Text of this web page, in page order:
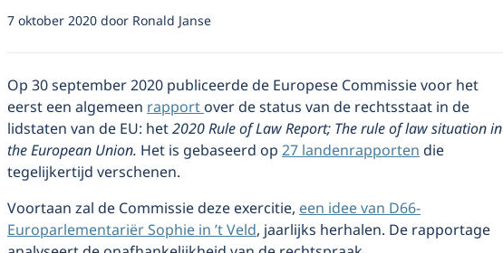
7 oktober 2020door Ronald Janse
Op 30 september 2020 publiceerde de Europese Commissie voor het
eerst een algemeenrapportover de status van de rechtsstaat in de
lidstaten van de EU: het2020 Rule of Law Report; The rule of law situation in
the European Union. Het is gebaseerd op27 landenrapportendie
tegelijkertijd verschenen.
Voortaan zal de Commissie deze exercitie,een idee van D66-
Europarlementariër Sophie in ’t Veld, jaarlijks herhalen. De rapportage